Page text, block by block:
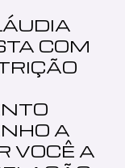
COM
A
VOCÊ A